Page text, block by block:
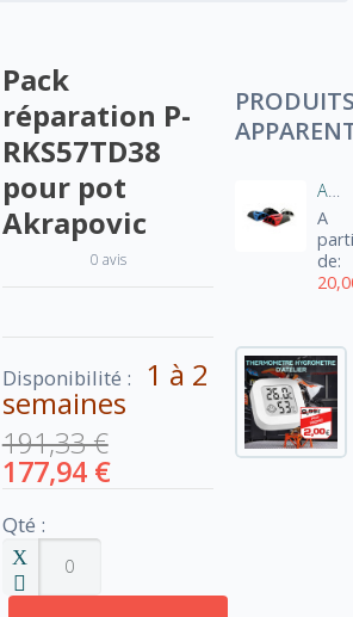
Pack
réparation P-
RKS57TD38
pour pot
Akrapovic
0 avis
Disponibilité : 1 à 2
semaines
191,33 €
177,94 €
Qté :
Aération manche blouson moto
A
de: